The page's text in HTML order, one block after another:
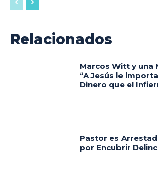
Relacionados
Marcos Witt y una
“A Jesús le
Dinero que el
Pastor es
por Encubrir